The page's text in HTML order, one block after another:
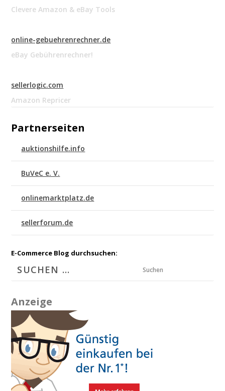
Clevere Amazon & eBay Tools
online-gebuehrenrechner.de
eBay Gebührenrechner!
sellerlogic.com
Amazon Repricer
Partnerseiten
auktionshilfe.info
BuVeC e. V.
onlinemarktplatz.de
sellerforum.de
E-Commerce Blog durchsuchen:
Suchen
Anzeige